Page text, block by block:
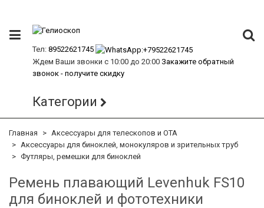
Тел: 89522621745
Ждем Ваши звонки с 10:00 до 20:00 Закажите обратный
звонок - получите скидку
Категории
Главная
Аксессуары для телескопов и ОТА
Аксессуары для биноклей, монокуляров и зрительных труб
Футляры, ремешки для биноклей
Ремень плавающий Levenhuk FS10
для биноклей и фототехники